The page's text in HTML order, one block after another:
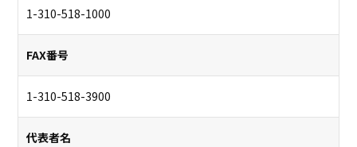
1-310-518-1000
FAX番号
1-310-518-3900
代表者名